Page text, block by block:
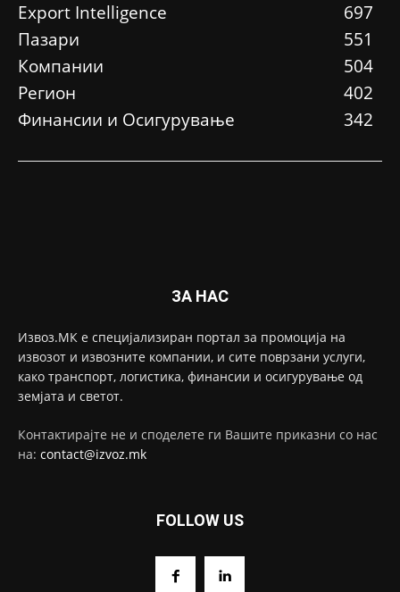
Еxport Intelligence
697
Пазари
551
Компании
504
Регион
402
Финансии и Осигурување
342
ЗА НАС
Извоз.МК е специјализиран портал за промоција на
извозот и извозните компании, и сите поврзани услуги,
како транспорт, логистика, финансии и осигурување од
земјата и светот.
Контактирајте не и споделете ги Вашите приказни со нас
на: contact@izvoz.mk
FOLLOW US